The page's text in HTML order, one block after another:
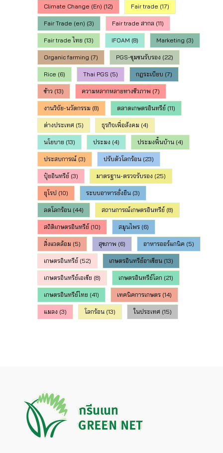
Climate Change (En) (12) Fair trade (17)
Fair Trade (en) (3) Fair trade สากล (11)
Fair trade ไทย (13) IFOAM (8) Marketing (3)
Organic farming (7) PGS-ชุมชนรับรอง (22)
Rice (6) Thai PGS (5) กฎระเบียบ (7)
ข้าว (13) ความหลากหลายทางชีวภาพ (7)
งานวิจัย-นวัตกรรม (8) ตลาดเกษตรอินทรีย์(11)
ต่างประเทศ (5) ธุรกิจเพื่อสังคม (4)
นโยบาย (13) ประมง (4) ประมงพื้นบ้าน (4)
ประสบการณ์(3) ปรับตัวโลกร้อน (23)
ปุ๋ยอินทรีย์(3) มาตรฐาน-ตรวจรับรอง (25)
ยุโรป (10) ระบบอาหารยั่งยืน (3)
ลดโลกร้อน (44) สถานการณ์เกษตรอินทรีย์(8)
สถิติเกษตรอินทรีย์(10) สมุนไพร (6)
สิ่งแวดล้อม (5) สุขภาพ (6) อาหารออร์แกนิค (5)
เกษตรอินทรีย์(52) เกษตรอินทรีย์อาเซียน (13)
เกษตรอินทรีย์เอเชีย (8) เกษตรอินทรีย์โลก (21)
เกษตรอินทรีย์ไทย (41) เทคนิคการเกษตร (14)
แมลง (3) โลกร้อน (13) ในประเทศ (15)